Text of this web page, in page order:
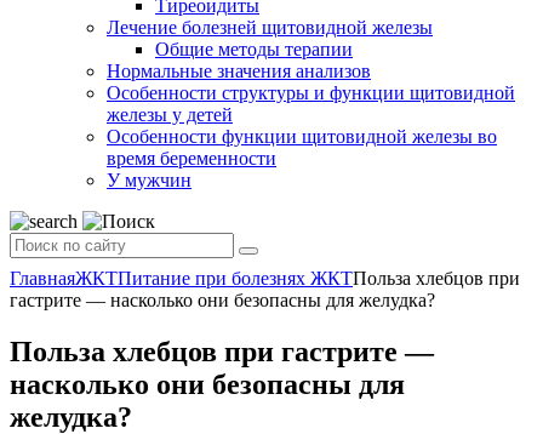
Тиреоидиты
Лечение болезней щитовидной железы
Общие методы терапии
Нормальные значения анализов
Особенности структуры и функции щитовидной
железы у детей
Особенности функции щитовидной железы во
время беременности
У мужчин
ГлавнаяЖКТПитание при болезнях ЖКТПольза хлебцов при
гастрите — насколько они безопасны для желудка?
Польза хлебцов при гастрите —
насколько они безопасны для
желудка?